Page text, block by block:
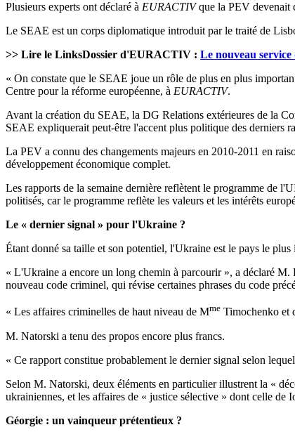
Plusieurs experts ont déclaré à EURACTIVque la PEV devenait
Le SEAE est un corps diplomatique introduit par le traité de
>> Lire le LinksDossier d'EURACTIV : Le nouveau
« On constate que le SEAE joue un rôle de plus en plus
Centre pour la réforme européenne, à EURACTIV.
Avant la création du SEAE, la DG Relations extérieures de la
SEAE expliquerait peut-être l'accent plus politique des derniers
La PEV a connu des changements majeurs en 2010-2011 en
développement économique complet.
Les rapports de la semaine dernière reflètent le programme de
politisés, car le programme reflète les valeurs et les intérêts
Le « dernier signal » pour l'Ukraine ?
Étant donné sa taille et son potentiel, l'Ukraine est le pays le
« L'Ukraine a encore un long chemin à parcourir », a déclaré
nouveau code criminel, qui révise certaines phrases du code
« Les affaires criminelles de haut niveau de Mme Timochenko et
M. Natorski a tenu des propos encore plus francs.
« Ce rapport constitue probablement le dernier signal selon
Selon M. Natorski, deux éléments en particulier illustrent la «
ukrainiennes, et les affaires de « justice sélective » dont celle de
Géorgie : un vainqueur prétentieux ?